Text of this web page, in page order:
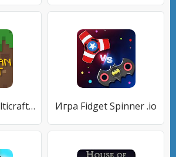
Stickman vs Multicraft: Survival Craft Pocket Игра Fidget Spinner .io